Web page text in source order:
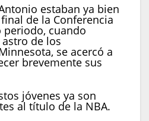
estaban ya bien
de la Conferencia
periodo, cuando
de los
se acercó a
brevemente sus
jóvenes ya son
al título de la NBA.